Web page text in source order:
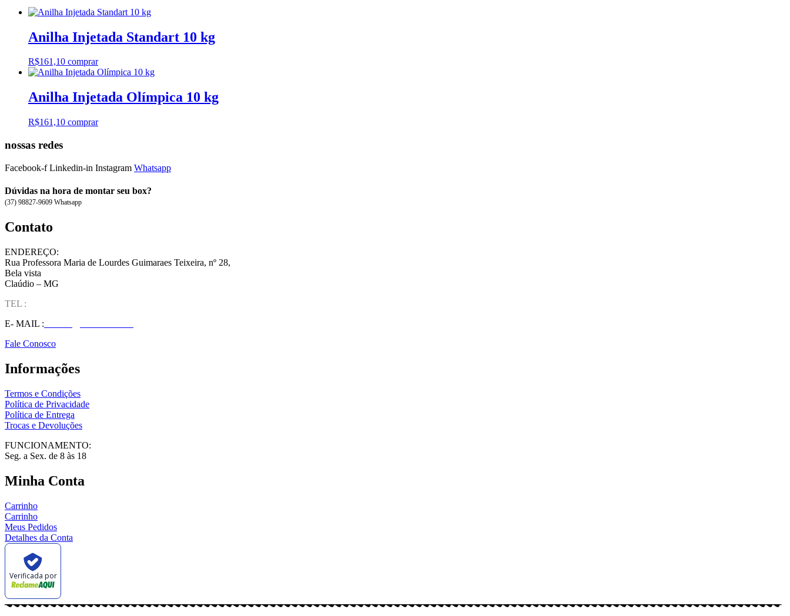
Anilha Injetada Standart 10 kg
R$161,10 comprar
Anilha Injetada Olímpica 10 kg
R$161,10 comprar
nossas redes
Facebook-f Linkedin-in Instagram Whatsapp
Dúvidas na hora de montar seu box?
(37) 98827-9609 Whatsapp
Contato
ENDEREÇO:
Rua Professora Maria de Lourdes Guimaraes Teixeira, nº 28,
Bela vista
Claúdio – MG
TEL :
E- MAIL :
Fale Conosco
Informações
Termos e Condições
Política de Privacidade
Política de Entrega
Trocas e Devoluções
FUNCIONAMENTO:
Seg. a Sex. de 8 às 18
Minha Conta
Carrinho
Carrinho
Meus Pedidos
Detalhes da Conta
Verificada por